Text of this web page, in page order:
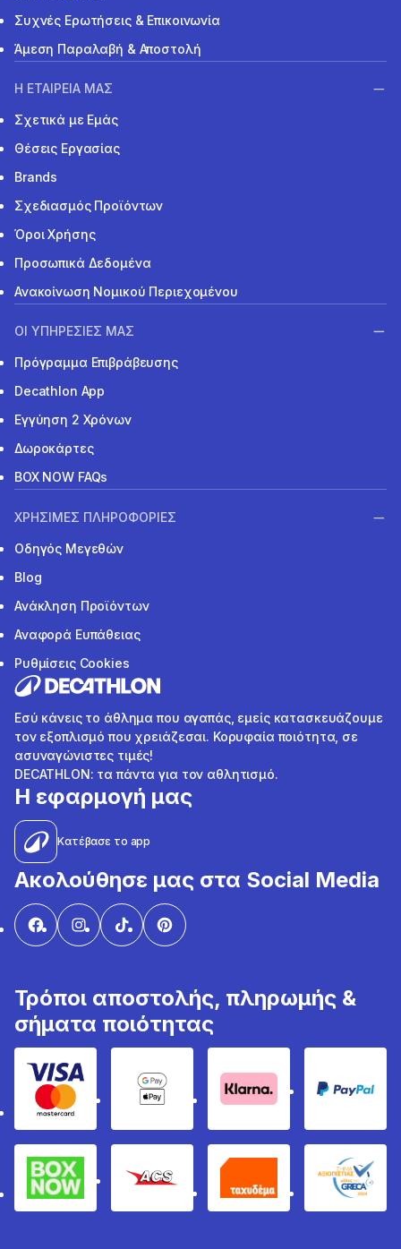
Συχνές Ερωτήσεις & Επικοινωνία
Άμεση Παραλαβή & Αποστολή
Η ΕΤΑΙΡΕΙΑ ΜΑΣ
Σχετικά με Εμάς
Θέσεις Εργασίας
Brands
Σχεδιασμός Προϊόντων
Όροι Χρήσης
Προσωπικά Δεδομένα
Ανακοίνωση Νομικού Περιεχομένου
ΟΙ ΥΠΗΡΕΣΙΕΣ ΜΑΣ
Πρόγραμμα Επιβράβευσης
Decathlon App
Εγγύηση 2 Χρόνων
Δωροκάρτες
BOX NOW FAQs
ΧΡΗΣΙΜΕΣ ΠΛΗΡΟΦΟΡΙΕΣ
Οδηγός Μεγεθών
Blog
Ανάκληση Προϊόντων
Αναφορά Ευπάθειας
Ρυθμίσεις Cookies
Εσύ κάνεις το άθλημα που αγαπάς, εμείς κατασκευάζουμε
τον εξοπλισμό που χρειάζεσαι. Κορυφαία ποιότητα, σε
ασυναγώνιστες τιμές!
DECATHLON: τα πάντα για τον αθλητισμό.
Η εφαρμογή μας
Κατέβασε το app
Ακολούθησε μας στα Social Media
Τρόποι αποστολής, πληρωμής &
σήματα ποιότητας
Visa & MastercardGoogle Pay & Apple Pay
Klarna PayPal
Box Now ACS Ταχυδέμα